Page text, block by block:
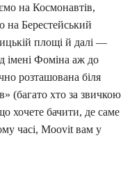
на Космонавтів,
на Берестейський
площі й далі —
імені Фоміна аж до
розташована біля
(багато хто за звичкою
хочете бачити, де саме
часі, Moovit вам у